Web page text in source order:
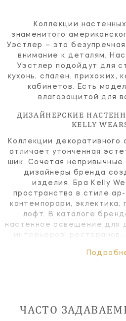
Коллекции
знаменитого
Уэстлер – это
внимание к деталям.
Уэстлер подойдут для
кухонь, спален, прихожих,
кабинетов. Есть
влагозащитой для
ДИЗАЙНЕРСКИЕ
KELLY
Коллекции декоративного
отличает утонченная
шик. Сочетая
дизайнеры бренда
изделия. Бра Kelly
пространства в стиле
контемпорари, эклектика,
лофт. В каталоге
настенное освещение для
интерьеров: ресторанов,
ЧАСТО